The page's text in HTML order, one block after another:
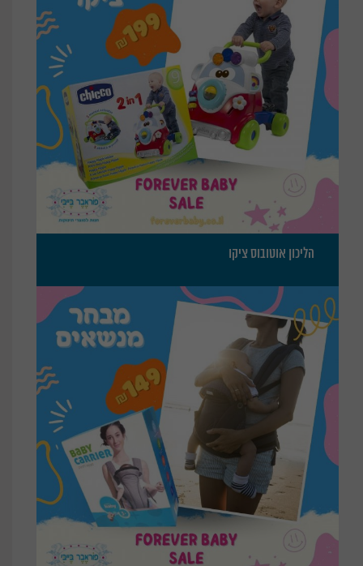
הליכון אוטובוס ציקו